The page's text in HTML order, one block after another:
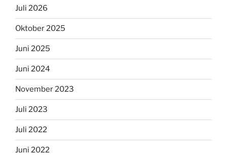
Juli 2026
Oktober 2025
Juni 2025
Juni 2024
November 2023
Juli 2023
Juli 2022
Juni 2022